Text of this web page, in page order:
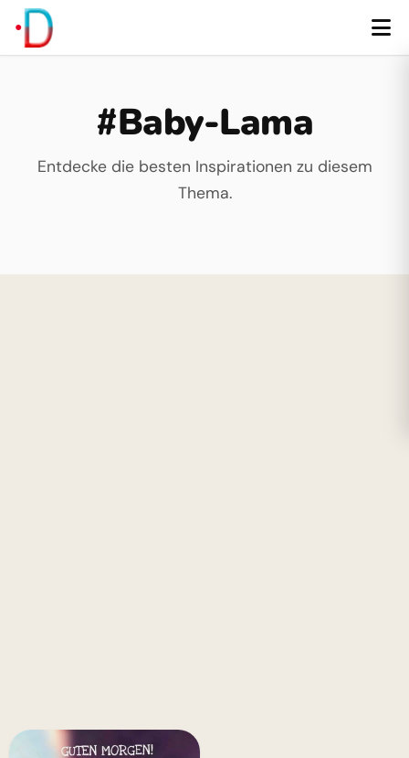
#Baby-Lama
Entdecke die besten Inspirationen zu diesem
Thema.